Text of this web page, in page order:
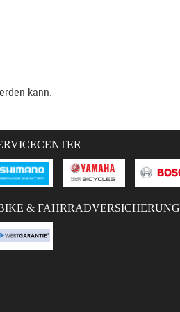
kann.
& FAHRRADVERSICHERUNG